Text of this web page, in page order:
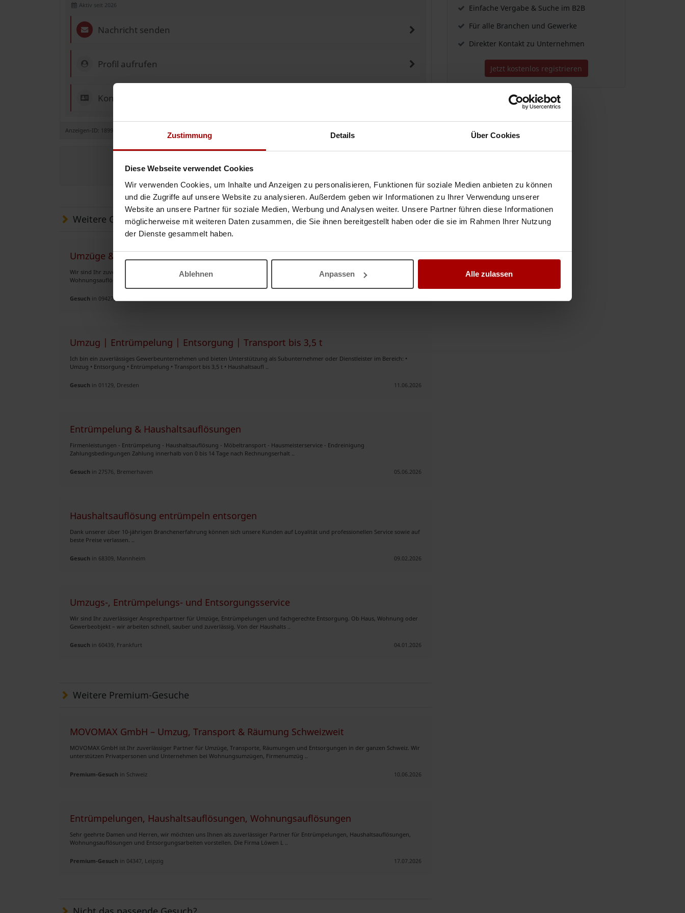
Zustimmung Details Über Cookies
Diese Webseite verwendet Cookies
Wir verwenden Cookies, um Inhalte und Anzeigen zu personalisieren, Funktionen für soziale Medien anbieten zu können
und die Zugriffe auf unsere Website zu analysieren. Außerdem geben wir Informationen zu Ihrer Verwendung unserer
Website an unsere Partner für soziale Medien, Werbung und Analysen weiter. Unsere Partner führen diese Informationen
möglicherweise mit weiteren Daten zusammen, die Sie ihnen bereitgestellt haben oder die sie im Rahmen Ihrer Nutzung
der Dienste gesammelt haben.
Ablehnen Anpassen Alle zulassen
Aktiv seit 2026
Nachricht senden
Profil aufrufen
Kontakt & Impressum
Anzeigen-ID: 189909
Jetzt einen Auftrag vergeben
Weitere Gesuche
Umzüge & Entrümplungen
Wir sind Ihr zuverlässiger Partner für Umzüge, Entrümpelungen und Transporte aller Art. Ob privater Umzug,
Wohnungsauflösung, Kellerentrümpelung oder der Transport einzelner Möbelstücke – wir erledige ..
Gesuch in 09427, Ehrenfriedersdorf
Umzug | Entrümpelung | Entsorgung | Transport bis 3,5 t
Ich bin ein zuverlässiges Gewerbeunternehmen und bieten Unterstützung als Subunternehmer oder Dienstleister im Bereich: •
Umzug • Entsorgung • Entrümpelung • Transport bis 3,5 t • Haushaltsaufl ..
Gesuch in 01129, Dresden 11.06.2026
Entrümpelung & Haushaltsauflösungen
Firmenleistungen - Entrümpelung - Haushaltsauflösung - Möbeltransport - Hausmeisterservice - Endreinigung
Zahlungsbedingungen Zahlung innerhalb von 0 bis 14 Tage nach Rechnungserhalt ..
Gesuch in 27576, Bremerhaven 05.06.2026
Haushaltsauflösung entrümpeln entsorgen
Dank unserer über 10-jährigen Branchenerfahrung können sich unsere Kunden auf Loyalität und professionellen Service sowie auf
beste Preise verlassen. ..
Gesuch in 68309, Mannheim 09.02.2026
Umzugs-, Entrümpelungs- und Entsorgungsservice
Wir sind Ihr zuverlässiger Ansprechpartner für Umzüge, Entrümpelungen und fachgerechte Entsorgung. Ob Haus, Wohnung oder
Gewerbeobjekt – wir arbeiten schnell, sauber und zuverlässig. Von der Haushalts ..
Gesuch in 60439, Frankfurt 04.01.2026
Weitere Premium-Gesuche
MOVOMAX GmbH – Umzug, Transport & Räumung Schweizweit
MOVOMAX GmbH ist Ihr zuverlässiger Partner für Umzüge, Transporte, Räumungen und Entsorgungen in der ganzen Schweiz. Wir
unterstützen Privatpersonen und Unternehmen bei Wohnungsumzügen, Firmenumzüg ..
Premium-Gesuch in Schweiz 10.06.2026
Entrümpelungen, Haushaltsauflösungen, Wohnungsauflösungen
Sehr geehrte Damen und Herren, wir möchten uns Ihnen als zuverlässiger Partner für Entrümpelungen, Haushaltsauflösungen,
Wohnungsauflösungen und Entsorgungsarbeiten vorstellen. Die Firma Löwen L ..
Premium-Gesuch in 04347, Leipzig 17.07.2026
Einfache Vergabe & Suche im B2B
Für alle Branchen und Gewerke
Direkter Kontakt zu Unternehmen
Jetzt kostenlos registrieren